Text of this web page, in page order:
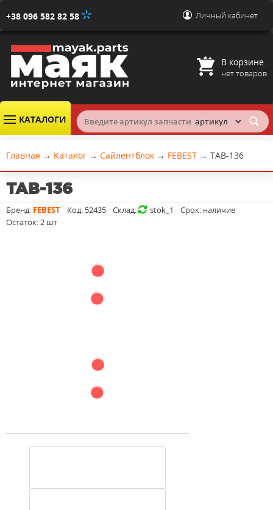
+38 096 582 82 58 Личный кабинет
В корзине
нет товаров
КАТАЛОГИ
Главная → Каталог → Сайлентблок → FEBEST → TAB-136
TAB-136
Бренд: FEBEST Код: 52435 Склад: stok_1 Срок: наличие
Остаток:2 шт